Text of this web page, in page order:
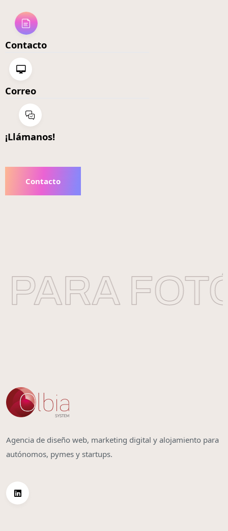
Contacto
Correo
¡Llámanos!
Contacto
Agencia de diseño web, marketing digital y alojamiento para
autónomos, pymes y startups.